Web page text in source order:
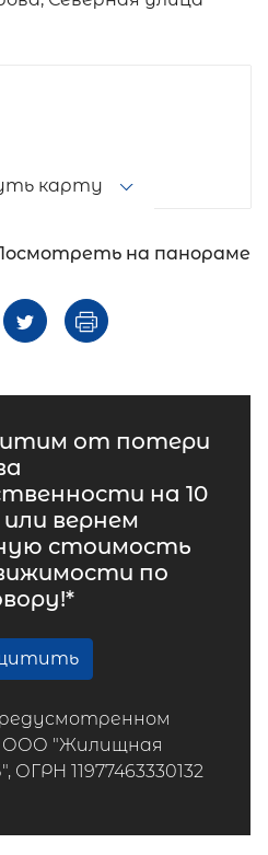
карту
на панораме
от потери
на 10
вернем
стоимость
по
ООО "Жилищная
11977463330132